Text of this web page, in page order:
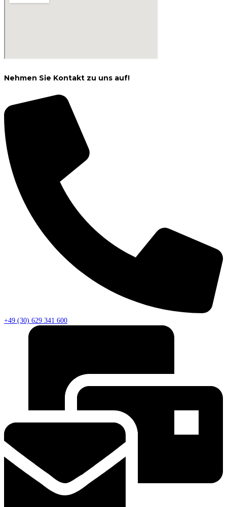
Nehmen Sie Kontakt zu uns auf!
+49 (30) 629 341 600